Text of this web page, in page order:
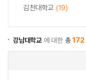
김천대학교 (19)
강남대학교 에 대한 총172